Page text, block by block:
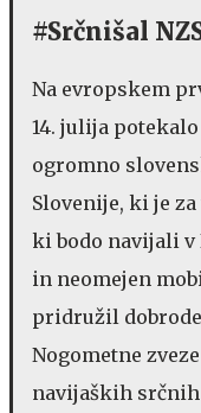
#Srčnišal
Na evropskem
14. julija
ogromno
Slovenije, ki je
ki bodo navijali
in neomejen
pridružil
Nogometne
navijaških